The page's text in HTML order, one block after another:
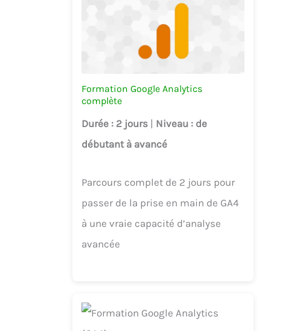
Formation Google Analytics
complète
Durée : 2 jours | Niveau : de
débutant à avancé
Parcours complet de 2 jours pour
passer de la prise en main de GA4
à une vraie capacité d’analyse
avancée